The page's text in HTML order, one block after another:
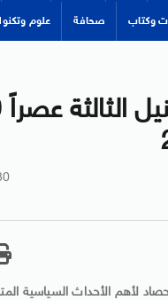
وكتاب صحافة علوم
لأهم الأحداث السياسية